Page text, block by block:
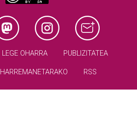
LEGE OHARRA PUBLIZITATEA
HARREMANETARAKO RSS